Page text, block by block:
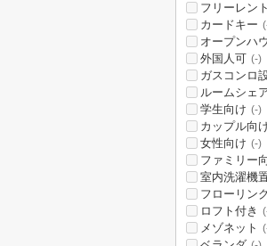
フリーレント
カードキー
オープンハ
外国人可 (-)
ガスコンロ
ルームシェ
学生向け (-)
カップル向
女性向け (-)
ファミリー
室内洗濯機
フローリン
ロフト付き
メゾネット